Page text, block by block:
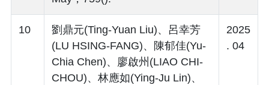
10
劉鼎元(Ting-Yuan Liu)、呂幸芳
(LU HSING-FANG)、陳郁佳(Yu-
Chia Chen)、廖啟州(LIAO CHI-
CHOU)、林應如(Ying-Ju Lin)、
2025
. 04